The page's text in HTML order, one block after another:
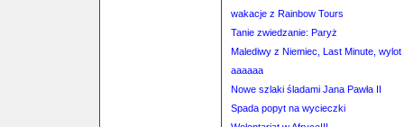
wakacje z Rainbow Tours
Tanie zwiedzanie: Paryż
Malediwy z Niemiec, Last Minute, wylot
aaaaaa
Nowe szlaki śladami Jana Pawła II
Spada popyt na wycieczki